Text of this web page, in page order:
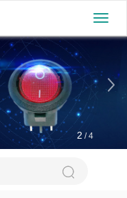
切
换
2 /4